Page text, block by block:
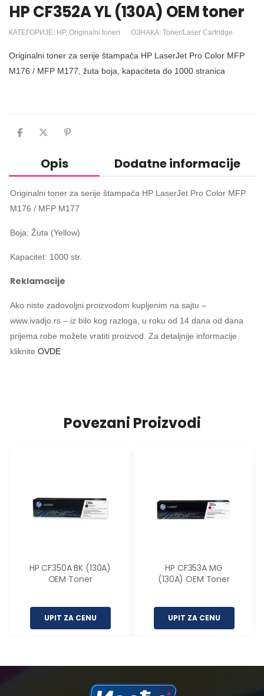
HP CF352A YL (130A) OEM toner
КАТЕГОРИЈЕ: HP, Originalni toneri ОЗНАКА: Toner/Laser Cartridge
Originalni toner za serije štampača HP LaserJet Pro Color MFP
M176 / MFP M177, žuta boja, kapaciteta do 1000 stranica
Opis Dodatne informacije
Originalni toner za serije štampača HP LaserJet Pro Color MFP
M176 / MFP M177
Boja: Žuta (Yellow)
Kapacitet: 1000 str.
Reklamacije
Ako niste zadovoljni proizvodom kupljenim na sajtu –
www.ivadjo.rs – iz bilo kog razloga, u roku od 14 dana od dana
prijema robe možete vratiti proizvod. Za detaljnije informacije
kliknite OVDE
Povezani Proizvodi
HP CF350A BK (130A)
OEM Toner
UPIT ZA CENU
HP CF353A MG
(130A) OEM Toner
UPIT ZA CENU